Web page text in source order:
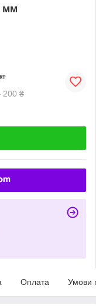
мм
200 ₴
Оплата Умови